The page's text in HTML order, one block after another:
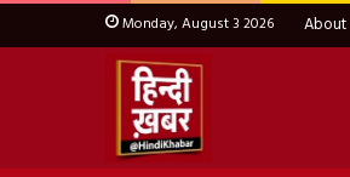
Monday, August 3 2026 About